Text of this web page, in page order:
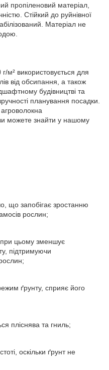
пропіленовий матеріал,
Стійкий до руйнівної
Матеріал не
м² використовується для
від обсипання, а також
будівництві та
планування посадки.
можете знайти у нашому
що запобігає зростанню
рослин;
при цьому зменшує
підтримуючи
ґрунту, сприяє його
пліснява та гниль;
оскільки ґрунт не